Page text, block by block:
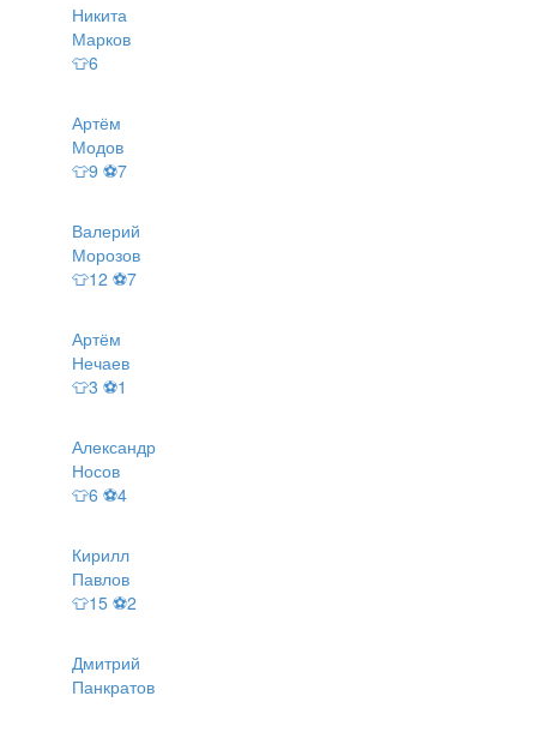
Никита
Марков
👕6
Артём
Модов
👕9 ⚽7
Валерий
Морозов
👕12 ⚽7
Артём
Нечаев
👕3 ⚽1
Александр
Носов
👕6 ⚽4
Кирилл
Павлов
👕15 ⚽2
Дмитрий
Панкратов